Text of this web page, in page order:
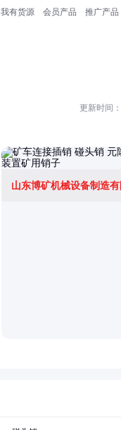
我有货源 会员产品 推广产品
更新时间
山东博矿机械设备制造有